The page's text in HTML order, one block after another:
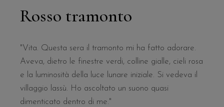
Rosso tramonto
"Vita. Questa sera il tramonto mi ha fatto adorare.
Aveva, dietro le finestre verdi, colline gialle, cieli rosa
e la luminosità della luce lunare iniziale. Si vedeva il
villaggio lassù. Ho ascoltato un suono quasi
dimenticato dentro di me."